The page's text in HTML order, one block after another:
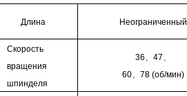
Длина Неограниченный
Скорость
вращения
шпинделя
36、 47、
60、 78 (об/мин)